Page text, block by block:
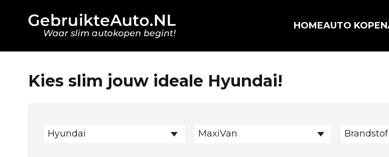
HOMEAUTO KOPEN
Kies slim jouw ideale Hyundai!
Hyundai MaxiVan Brandstof